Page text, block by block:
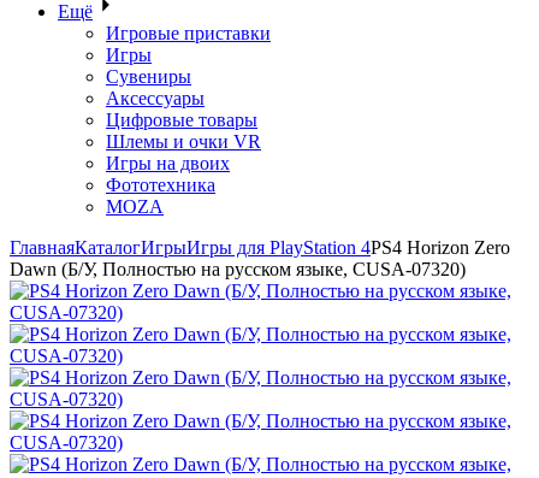
Ещё
Игровые приставки
Игры
Сувениры
Аксессуары
Цифровые товары
Шлемы и очки VR
Игры на двоих
Фототехника
MOZA
ГлавнаяКаталогИгрыИгры для PlayStation 4PS4 Horizon Zero
Dawn (Б/У, Полностью на русском языке, CUSA-07320)